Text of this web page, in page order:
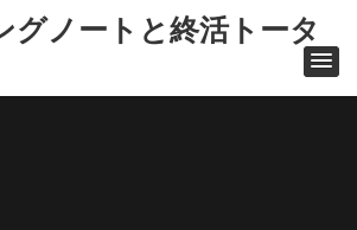
グノートと終活トータ